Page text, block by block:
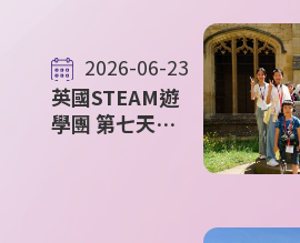
2026-06-23
英國STEAM遊
學團 第七天花